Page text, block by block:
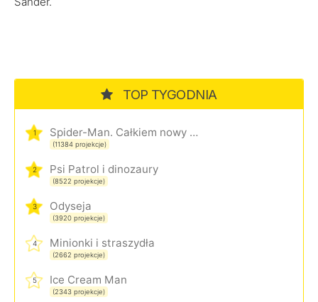
TOP TYGODNIA
1 Spider-Man. Całkiem nowy dzień
(11384 projekcje)
2 Psi Patrol i dinozaury
(8522 projekcje)
3 Odyseja
(3920 projekcje)
4 Minionki i straszydła
(2662 projekcje)
5 Ice Cream Man
(2343 projekcje)